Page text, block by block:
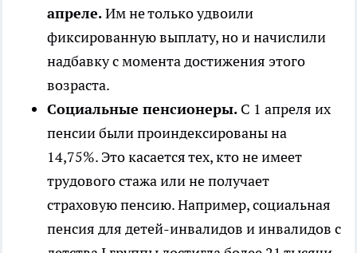
апреле.Им не только удвоили
фиксированную выплату, но и начислили
надбавку с момента достижения этого
возраста.
Социальные пенсионеры. С 1 апреля их
пенсии были проиндексированы на
14,75%. Это касается тех, кто не имеет
трудового стажа или не получает
страховую пенсию. Например, социальная
пенсия для детей-инвалидов и инвалидов с